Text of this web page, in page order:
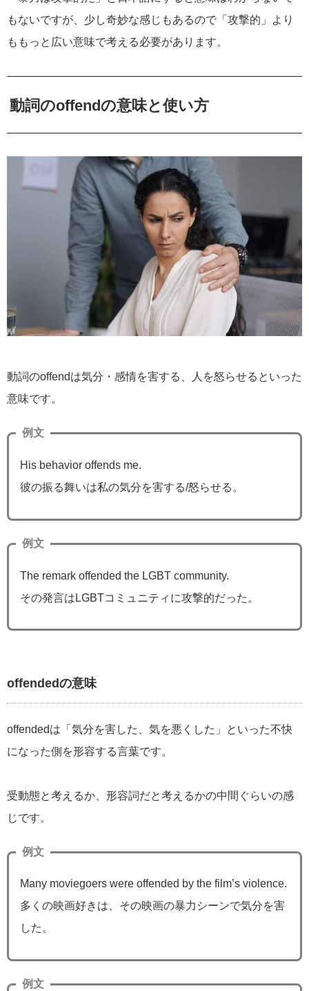
もないですが、少し奇妙な感じもあるので「攻撃的」より
ももっと広い意味で考える必要があります。
動詞のoffendの意味と使い方
動詞のoffendは気分・感情を害する、人を怒らせるといった
意味です。
例文
His behavior offends me.
彼の振る舞いは私の気分を害する/怒らせる。
例文
The remark offended the LGBT community.
その発言はLGBTコミュニティに攻撃的だった。
offendedの意味
offendedは「気分を害した、気を悪くした」といった不快
になった側を形容する言葉です。
受動態と考えるか、形容詞だと考えるかの中間ぐらいの感
じです。
例文
Many moviegoers were offended by the film’s violence.
多くの映画好きは、その映画の暴力シーンで気分を害
した。
例文